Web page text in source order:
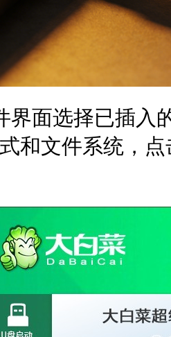
界面选择已插入
和文件系统，